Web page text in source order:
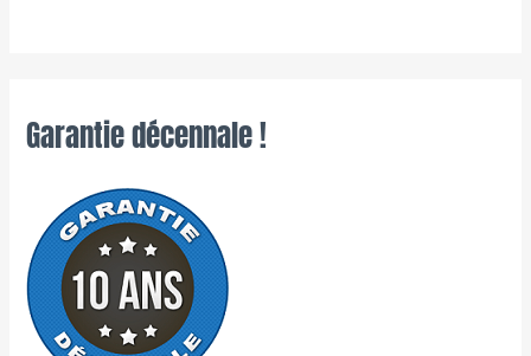
Garantie décennale !